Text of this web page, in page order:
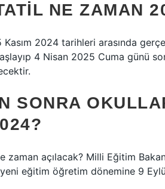
NE ZAMAN
Kasım 2024 tarihleri ​​arasında
4 Nisan 2025 Cuma günü
SONRA
açılacak? Milli Eğitim
eğitim öğretim dönemine 9